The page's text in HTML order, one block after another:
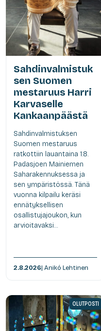
Sahdinvalmistuk
sen Suomen
mestaruus Harri
Karvaselle
Kankaanpäästä
Sahdinvalmistuksen
Suomen mestaruus
ratkottiin lauantaina 1.8.
Padasjoen Mainiemen
Saharakennuksessa ja
sen ympäristössä. Tänä
vuonna kilpailu keräsi
ennätyksellisen
osallistujajoukon, kun
arvioitavaksi...
2.8.2026| Anikó Lehtinen
OLUTPOSTI